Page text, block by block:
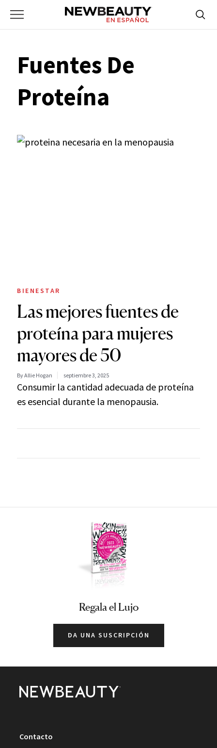
Primary
NewBeauty
for:
Fuentes De
Proteína
BIENESTAR
Las mejores fuentes de
proteína para mujeres
mayores de 50
By Allie Hogan septiembre 3, 2025
Consumir la cantidad adecuada de proteína
es esencial durante la menopausia.
Regala el Lujo
DA UNA SUSCRIPCIÓN
Contacto